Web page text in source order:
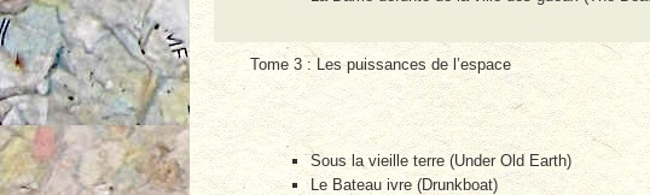
Tome 3 : Les puissances de l’espace
Sous la vieille terre (Under Old Earth)
Le Bateau ivre (Drunkboat)